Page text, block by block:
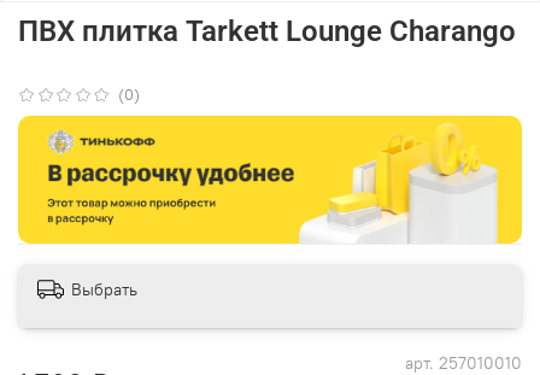
(0)
арт. 257010010
ПВХ плитка Tarkett Lounge Charango
Выбрать